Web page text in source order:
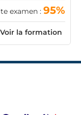
examen : 95%
Voir la formation